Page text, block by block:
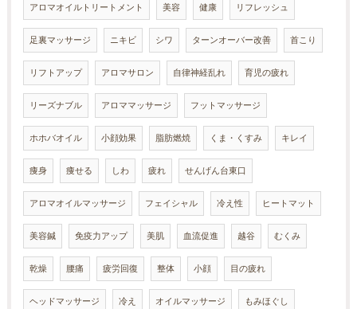
アロマオイルトリートメント 美容 健康 リフレッシュ
足裏マッサージ ニキビ シワ ターンオーバー改善 首こり
リフトアップ アロマサロン 自律神経乱れ 育児の疲れ
リーズナブル アロママッサージ フットマッサージ
ホホバオイル 小顔効果 脂肪燃焼 くま・くすみ キレイ
痩身 痩せる しわ 疲れ せんげん台東口
アロマオイルマッサージ フェイシャル 冷え性 ヒートマット
美容鍼 免疫力アップ 美肌 血流促進 越谷 むくみ
乾燥 腰痛 疲労回復 整体 小顔 目の疲れ
ヘッドマッサージ 冷え オイルマッサージ もみほぐし